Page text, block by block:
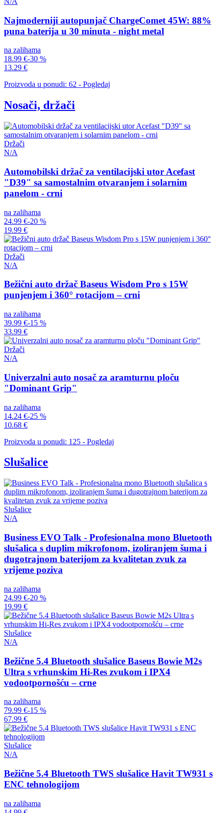
Najmoderniji autopunjač ChargeComet 45W: 88%
puna baterija u 30 minuta - night metal
na zalihama
18.99 €-30 %
13.29 €
Proizvoda u ponudi: 62 - Pogledaj
Nosači, držači
Držači
N/A
Automobilski držač za ventilacijski utor Acefast
"D39" sa samostalnim otvaranjem i solarnim
panelom - crni
na zalihama
24.99 €-20 %
19.99 €
Držači
N/A
Bežični auto držač Baseus Wisdom Pro s 15W
punjenjem i 360° rotacijom – crni
na zalihama
39.99 €-15 %
33.99 €
Držači
N/A
Univerzalni auto nosač za aramturnu ploču
"Dominant Grip"
na zalihama
14.24 €-25 %
10.68 €
Proizvoda u ponudi: 125 - Pogledaj
Slušalice
Slušalice
N/A
Business EVO Talk - Profesionalna mono Bluetooth
slušalica s duplim mikrofonom, izoliranjem šuma i
dugotrajnom baterijom za kvalitetan zvuk za
vrijeme poziva
na zalihama
24.99 €-20 %
19.99 €
Slušalice
N/A
Bežične 5.4 Bluetooth slušalice Baseus Bowie M2s
Ultra s vrhunskim Hi-Res zvukom i IPX4
vodootpornošću – crne
na zalihama
79.99 €-15 %
67.99 €
Slušalice
N/A
Bežične 5.4 Bluetooth TWS slušalice Havit TW931 s
ENC tehnologijom
na zalihama